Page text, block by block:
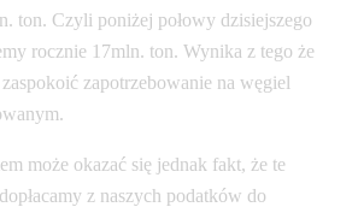
ton. Czyli poniżej połowy dzisiejszego
rocznie 17mln. ton. Wynika z tego że
zapotrzebowanie na węgiel
może okazać się jednak fakt, że te
z naszych podatków do